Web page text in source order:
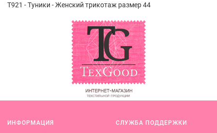
Т921 - Туники - Женский трикотаж размер 44
ИНФОРМАЦИЯ СЛУЖБА ПОДДЕРЖКИ